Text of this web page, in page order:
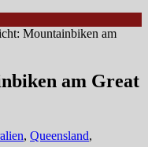
Mountainbiken am
am Great
, Queensland,